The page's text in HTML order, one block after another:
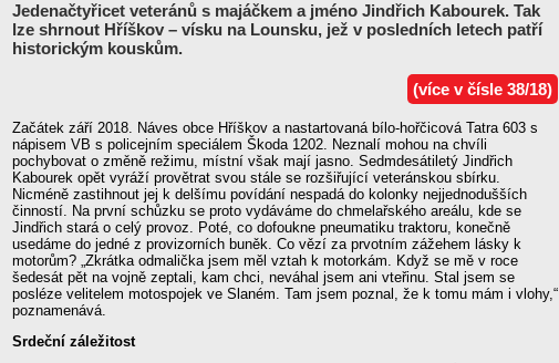
Jedenačtyřicet veteránů s majáčkem a jméno Jindřich Kabourek. Tak
lze shrnout Hříškov – vísku na Lounsku, jež v posledních letech patří
historickým kouskům.
(více v čísle 38/18)
Začátek září 2018. Náves obce Hříškov a nastartovaná bílo-hořčicová Tatra 603 s
nápisem VB s policejním speciálem Škoda 1202. Neznalí mohou na chvíli
pochybovat o změně režimu, místní však mají jasno. Sedmdesátiletý Jindřich
Kabourek opět vyráží provětrat svou stále se rozšiřující veteránskou sbírku.
Nicméně zastihnout jej k delšímu povídání nespadá do kolonky nejjednodušších
činností. Na první schůzku se proto vydáváme do chmelařského areálu, kde se
Jindřich stará o celý provoz. Poté, co dofoukne pneumatiku traktoru, konečně
usedáme do jedné z provizorních buněk. Co vězí za prvotním zážehem lásky k
motorům? „Zkrátka odmalička jsem měl vztah k motorkám. Když se mě v roce
šedesát pět na vojně zeptali, kam chci, neváhal jsem ani vteřinu. Stal jsem se
posléze velitelem motospojek ve Slaném. Tam jsem poznal, že k tomu mám i vlohy,“
poznamenává.
Srdeční záležitost